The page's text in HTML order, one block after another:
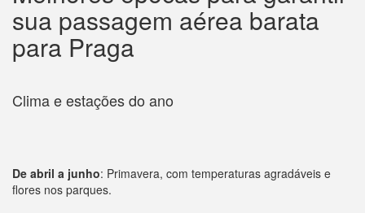
sua passagem aérea barata
para Praga
Clima e estações do ano
De abril a junho: Primavera, com temperaturas agradáveis e
flores nos parques.